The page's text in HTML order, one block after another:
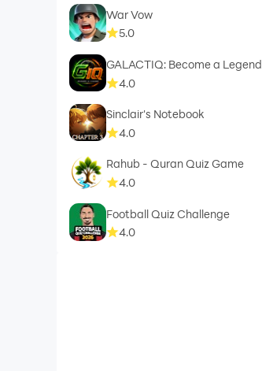
War Vow
5.0
GALACTIQ: Become a Legend
4.0
Sinclair's Notebook
4.0
Rahub - Quran Quiz Game
4.0
Football Quiz Challenge
4.0